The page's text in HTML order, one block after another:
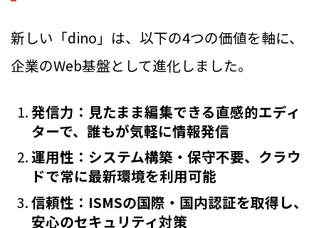
新しい「dino」は、以下の4つの価値を軸に、
企業のWeb基盤として進化しました。
発信力：見たまま編集できる直感的エディ
ターで、誰もが気軽に情報発信
運用性：システム構築・保守不要、クラウ
ドで常に最新環境を利用可能
信頼性：ISMSの国際・国内認証を取得し、
安心のセキュリティ対策